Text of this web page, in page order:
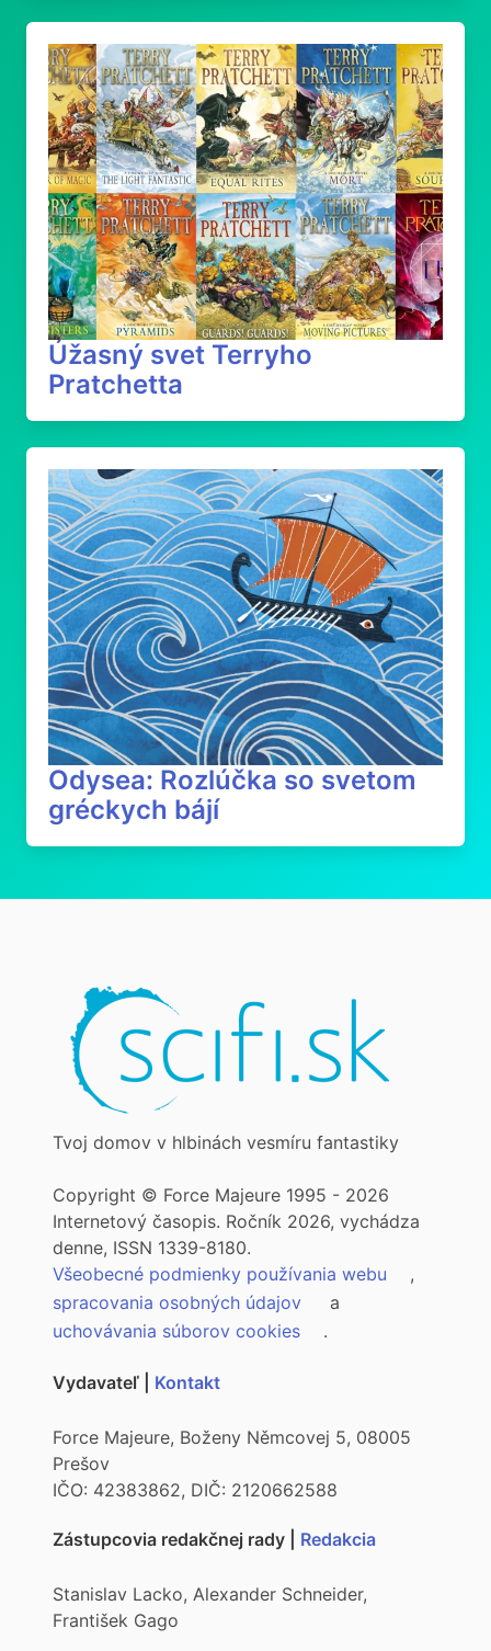
Úžasný svet Terryho
Pratchetta
Odysea: Rozlúčka so svetom
gréckych bájí
Tvoj domov v hlbinách vesmíru fantastiky
Copyright © Force Majeure 1995 - 2026
Internetový časopis. Ročník 2026, vychádza
denne, ISSN 1339-8180.
Všeobecné podmienky používania webu
,
spracovania osobných údajov
a
uchovávania súborov cookies
.
Vydavateľ | Kontakt
Force Majeure, Boženy Němcovej 5, 08005
Prešov
IČO: 42383862, DIČ: 2120662588
Zástupcovia redakčnej rady | Redakcia
Stanislav Lacko, Alexander Schneider,
František Gago